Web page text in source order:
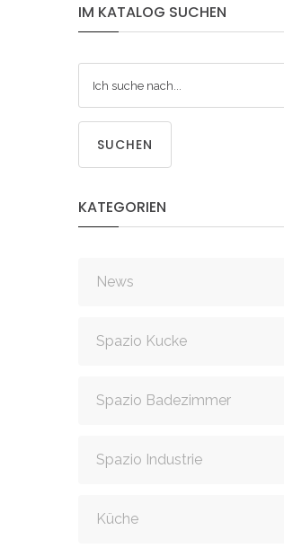
IM KATALOG SUCHEN
SUCHEN
KATEGORIEN
News
Spazio Kucke
Spazio Badezimmer
Spazio Industrie
Küche